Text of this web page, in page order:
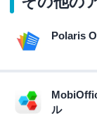
Polaris
ル